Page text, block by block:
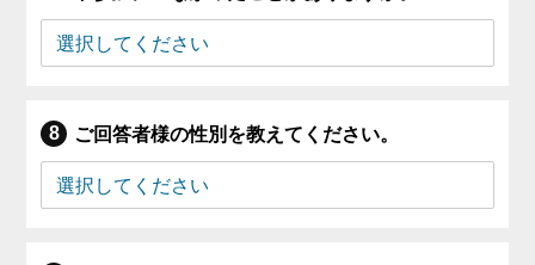
ご回答者様の性別を教えてください。